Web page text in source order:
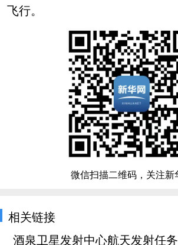
飞行。
微信扫描二维码，关注新
相关链接
酒泉卫星发射中心航天发射任